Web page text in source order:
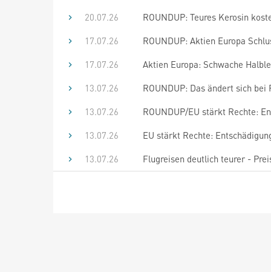
20.07.26
ROUNDUP: Teures Kerosin
17.07.26
ROUNDUP: Aktien Europa
17.07.26
Aktien Europa: Schwache
13.07.26
ROUNDUP: Das ändert sich
13.07.26
ROUNDUP/EU stärkt Rechte:
13.07.26
EU stärkt Rechte:
13.07.26
Flugreisen deutlich teurer -